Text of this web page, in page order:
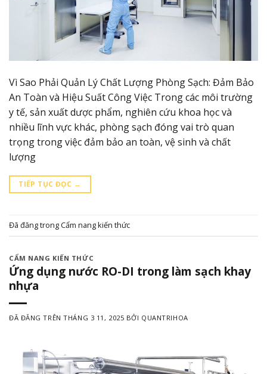
Vì Sao Phải Quản Lý Chất Lượng Phòng Sạch: Đảm Bảo
An Toàn và Hiệu Suất Công Việc Trong các môi trường
y tế, sản xuất dược phẩm, nghiên cứu khoa học và
nhiều lĩnh vực khác, phòng sạch đóng vai trò quan
trọng trong việc đảm bảo an toàn, vệ sinh và chất
lượng
TIẾP TỤC ĐỌC →
Đã đăng trongCẩm nang kiến thức
CẨM NANG KIẾN THỨC
Ứng dụng nước RO-DI trong làm sạch khay
nhựa
ĐÃ ĐĂNG TRÊNTHÁNG 3 11, 2025 BỞI QUANTRIHOA